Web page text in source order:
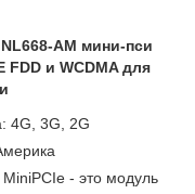
AM мини-пси
FDD и WCDMA для
4G, 3G, 2G
- это модуль